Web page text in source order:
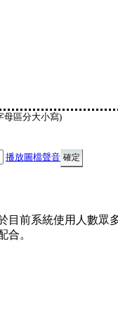
母區分大小寫)
播放圖檔聲音
目前系統使用人數眾
合。